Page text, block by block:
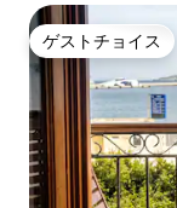
ゲストチョイス
ゲストチョイス